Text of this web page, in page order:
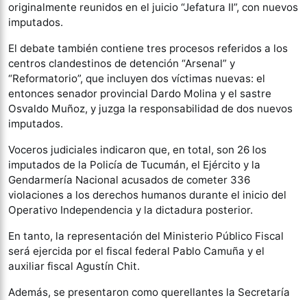
originalmente reunidos en el juicio “Jefatura II”, con nuevos
imputados.
El debate también contiene tres procesos referidos a los
centros clandestinos de detención “Arsenal” y
“Reformatorio”, que incluyen dos víctimas nuevas: el
entonces senador provincial Dardo Molina y el sastre
Osvaldo Muñoz, y juzga la responsabilidad de dos nuevos
imputados.
Voceros judiciales indicaron que, en total, son 26 los
imputados de la Policía de Tucumán, el Ejército y la
Gendarmería Nacional acusados de cometer 336
violaciones a los derechos humanos durante el inicio del
Operativo Independencia y la dictadura posterior.
En tanto, la representación del Ministerio Público Fiscal
será ejercida por el fiscal federal Pablo Camuña y el
auxiliar fiscal Agustín Chit.
Además, se presentaron como querellantes la Secretaría